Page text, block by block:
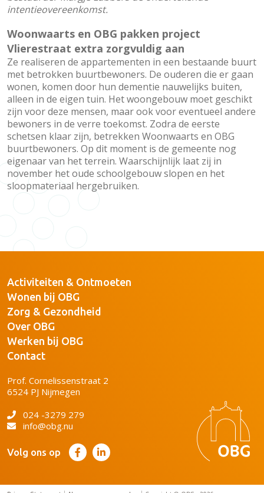
intentieovereenkomst.
Woonwaarts en OBG pakken project
Vlierestraat extra zorgvuldig aan
Ze realiseren de appartementen in een bestaande buurt
met betrokken buurtbewoners. De ouderen die er gaan
wonen, komen door hun dementie nauwelijks buiten,
alleen in de eigen tuin. Het woongebouw moet geschikt
zijn voor deze mensen, maar ook voor eventueel andere
bewoners in de verre toekomst. Zodra de eerste
schetsen klaar zijn, betrekken Woonwaarts en OBG
buurtbewoners. Op dit moment is de gemeente nog
eigenaar van het terrein. Waarschijnlijk laat zij in
november het oude schoolgebouw slopen en het
sloopmateriaal hergebruiken.
Activiteiten & Ontmoeten
Wonen bij OBG
Zorg & Gezondheid
Over OBG
Werken bij OBG
Contact
Prof. Cornelissenstraat 2
6524 PJ Nijmegen
024 -3279 279
info@obg.nu
Volg ons op